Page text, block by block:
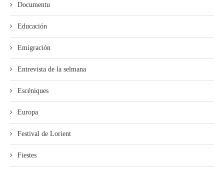
Documentu
Educación
Emigración
Entrevista de la selmana
Escéniques
Europa
Festival de Lorient
Fiestes